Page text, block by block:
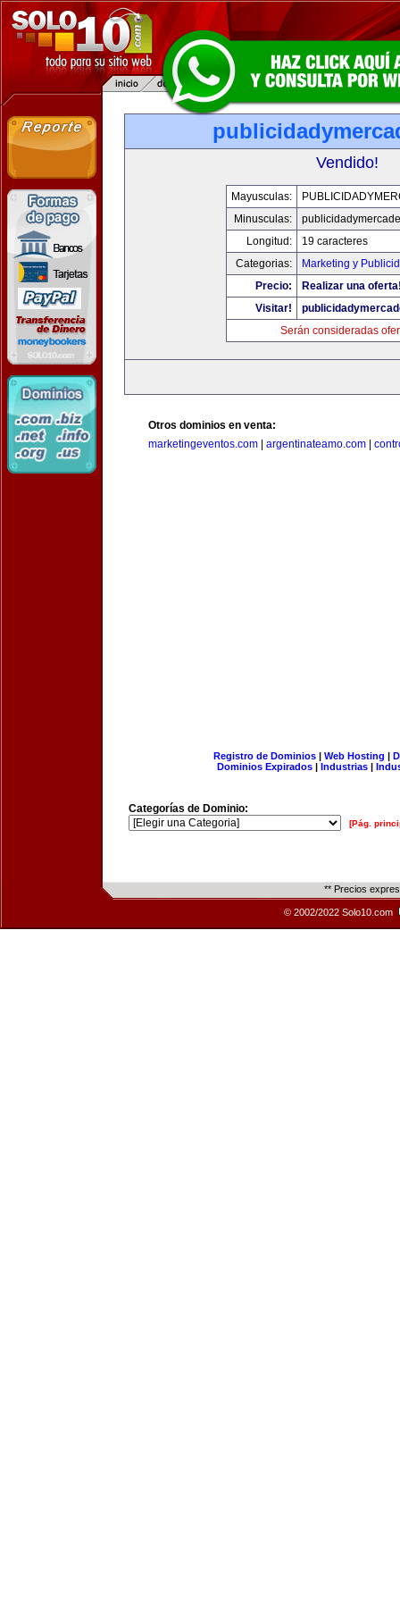
Vendido!
Mayusculas:
Minusculas:
Longitud:
19 caracteres
Categorias:
Marketing y
Precio:
Realizar una
Visitar!
Serán consideradas
Otros dominios en venta:
marketingeventos.com
argentinateamo.com
Registro de Dominios| Web Hosting |
Dominios Expirados | Industrias |
Categorías de Dominio:
[Pág.
** Precios
© 2002/2022 Solo10.com